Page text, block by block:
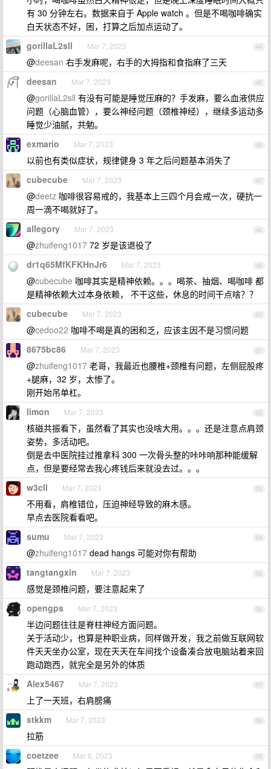
有 30 分钟左右。数据来自于 Apple watch 。但是不喝咖啡确实
白天状态不好，困，打算之后加点运动了。
44
gorillaL2sll Mar 7, 2023
@deesan 右手发麻呢，右手的大拇指和食指麻了三天
45
deesan Mar 7, 2023
@gorillaL2sll 有没有可能是睡觉压麻的？手发麻，要么血液供应
问题（心脑血管），要么神经问题（颈椎神经），继续多运动多
睡觉少油腻，共勉。
46
exmario Mar 7, 2023
以前也有类似症状，规律健身 3 年之后问题基本消失了
47
cubecube Mar 7, 2023
@deetz 咖啡很容易戒的，我基本上三四个月会戒一次，硬抗一
周一滴不喝就好了。
48
allegory Mar 7, 2023
@zhuifeng1017 72 岁是该退役了
49
dr1q65MfKFKHnJr6 Mar 7, 2023
@cubecube 咖啡其实是精神依赖。。。喝茶、抽烟、喝咖啡 都
是精神依赖大过本身依赖， 不干这些，休息的时间干点啥？？
50
cubecube Mar 7, 2023
@cedoo22 咖啡不喝是真的困和乏，应该主因不是习惯问题
51
8675bc86 Mar 7, 2023
@zhuifeng1017 老哥，我最近也腰椎+颈椎有问题，左侧屁股疼
+腿麻，32 岁，太惨了。
刚开始吊单杠。
52
limon Mar 7, 2023
核磁共振看下，虽然看了其实也没啥大用。。。还是注意点肩颈
姿势，多活动吧。
倒是去中医院挂过推拿科 300 一次骨头整的咔咔响那种能缓解
点，但是要经常去我心疼钱后来就没去过。。。
53
w3cll Mar 7, 2023
不用看，肩椎错位，压迫神经导致的麻木感。
早点去医院看看吧。
54
sumu Mar 7, 2023
@zhuifeng1017 dead hangs 可能对你有帮助
55
tangtangxin Mar 7, 2023
感觉是颈椎问题，要注意起来了
56
opengps Mar 7, 2023
半边问题往往是脊柱神经方面问题。
关于活动少，也算是种职业病，同样做开发，我之前做互联网软
件天天坐办公室，现在天天在车间找个设备凑合放电脑站着来回
跑动跑西，就完全是另外的体质
57
Alex5467 Mar 7, 2023
上了一天班，右肩膀痛
58
stkkm Mar 7, 2023
拉筋
59
coetzee Mar 8, 2023